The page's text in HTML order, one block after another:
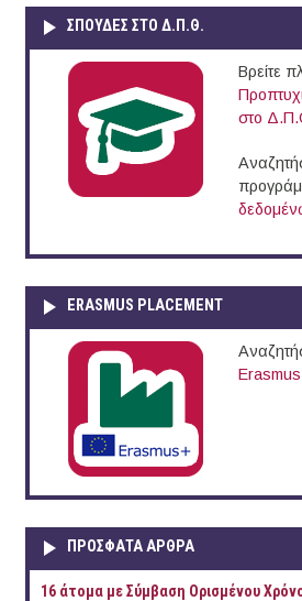
ΣΠΟΥΔΈΣ ΣΤΟ Δ.Π.Θ.
Βρείτε
στο
ERASMUS PLACEMENT
ΠΡOΣΦΑΤΑ AΡΘΡΑ
16 άτομα με Σύμβαση Ορισμένου